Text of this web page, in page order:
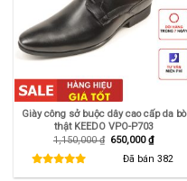
Giày công sở buộc dây cao cấp da bò
thật KEEDO VPO-P703
1,150,000₫ Giá
1,150,000 ₫.
650,000₫Giá
hiện
tại
là:
Đã bán 382